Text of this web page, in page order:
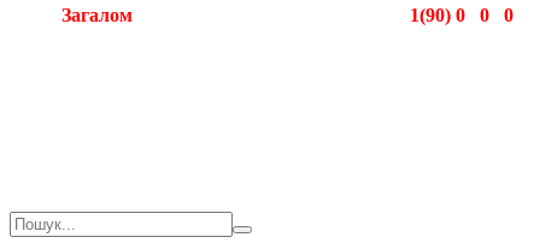
Загалом
1(90) 0 0
0